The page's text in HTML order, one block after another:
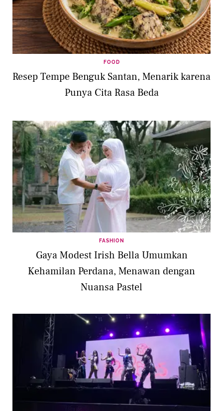
FOOD
Resep Tempe Benguk Santan, Menarik karena
Punya Cita Rasa Beda
FASHION
Gaya Modest Irish Bella Umumkan
Kehamilan Perdana, Menawan dengan
Nuansa Pastel